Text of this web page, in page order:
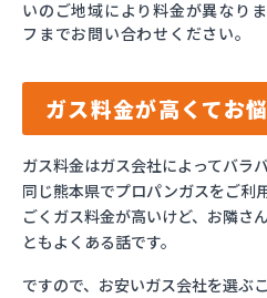
いのご地域により料金が異なり
フまでお問い合わせください。
ガス料金が高くてお
ガス料金はガス会社によってバラ
同じ熊本県でプロパンガスをご利
ごくガス料金が高いけど、お隣さ
ともよくある話です。
ですので、お安いガス会社を選ぶ